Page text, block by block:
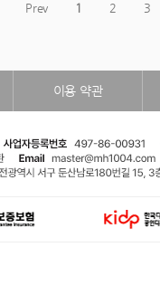
Prev 1 2 3
이용 약관